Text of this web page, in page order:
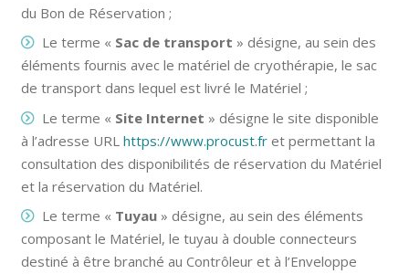
du Bon de Réservation ;
Le terme « Sac de transport » désigne, au sein des
éléments fournis avec le matériel de cryothérapie, le sac
de transport dans lequel est livré le Matériel ;
Le terme « Site Internet » désigne le site disponible
à l’adresse URL https://www.procust.fret permettant la
consultation des disponibilités de réservation du Matériel
et la réservation du Matériel.
Le terme « Tuyau» désigne, au sein des éléments
composant le Matériel, le tuyau à double connecteurs
destiné à être branché au Contrôleur et à l’Enveloppe